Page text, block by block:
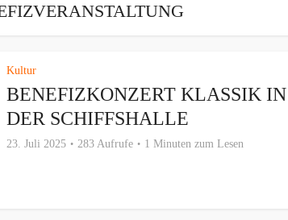
Kultur
BENEFIZKONZERT KLASSIK IN
DER SCHIFFSHALLE
23. Juli 2025 283 Aufrufe 1 Minuten zum Lesen